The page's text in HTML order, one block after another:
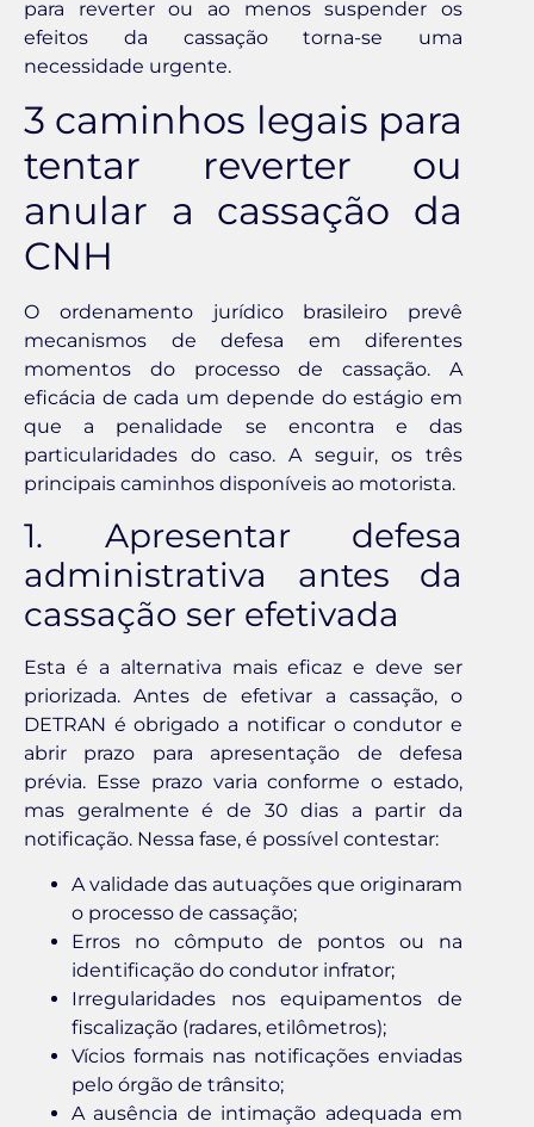
para reverter ou ao menos suspender os
efeitos da cassação torna-se uma
necessidade urgente.
3 caminhos legais para
tentar reverter ou
anular a cassação da
CNH
O ordenamento jurídico brasileiro prevê
mecanismos de defesa em diferentes
momentos do processo de cassação. A
eficácia de cada um depende do estágio em
que a penalidade se encontra e das
particularidades do caso. A seguir, os três
principais caminhos disponíveis ao motorista.
1. Apresentar defesa
administrativa antes da
cassação ser efetivada
Esta é a alternativa mais eficaz e deve ser
priorizada. Antes de efetivar a cassação, o
DETRAN é obrigado a notificar o condutor e
abrir prazo para apresentação de defesa
prévia. Esse prazo varia conforme o estado,
mas geralmente é de 30 dias a partir da
notificação. Nessa fase, é possível contestar:
A validade das autuações que originaram
o processo de cassação;
Erros no cômputo de pontos ou na
identificação do condutor infrator;
Irregularidades nos equipamentos de
fiscalização (radares, etilômetros);
Vícios formais nas notificações enviadas
pelo órgão de trânsito;
A ausência de intimação adequada em